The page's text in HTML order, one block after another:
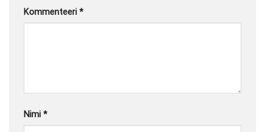
Kommenteeri *
Nimi *